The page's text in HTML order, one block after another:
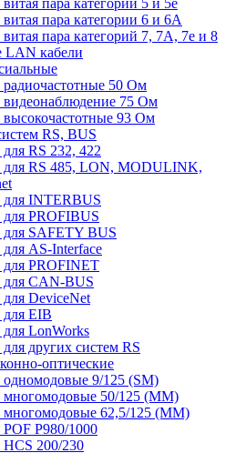
пара категории 6 и 6A
пара категорий 7, 7А, 7е и 8
LAN кабели
радиочастотные 50 Ом
видеонаблюдение 75 Ом
высокочастотные 93 Ом
RS, BUS
RS 232, 422
для RS 485, LON, MODULINK,
для INTERBUS
PROFIBUS
для SAFETY BUS
AS-Interface
для PROFINET
для CAN-BUS
DeviceNet
EIB
LonWorks
других систем RS
оптические
одномодовые 9/125 (SM)
многомодовые 50/125 (ММ)
многомодовые 62,5/125 (ММ)
P980/1000
200/230